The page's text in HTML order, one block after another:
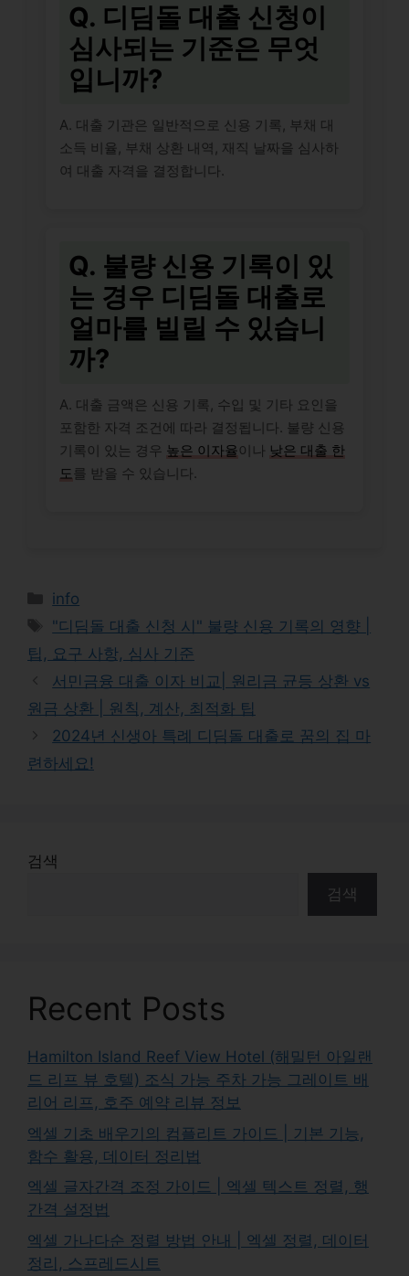
Q. 디딤돌 대출 신청이
심사되는 기준은 무엇
입니까?
A. 대출 기관은 일반적으로 신용 기록, 부채 대
소득 비율, 부채 상환 내역, 재직 날짜을 심사하
여 대출 자격을 결정합니다.
Q. 불량 신용 기록이 있
는 경우 디딤돌 대출로
얼마를 빌릴 수 있습니
까?
A. 대출 금액은 신용 기록, 수입 및 기타 요인을
포함한 자격 조건에 따라 결정됩니다. 불량 신용
기록이 있는 경우 높은 이자율이나 낮은 대출 한
도 를 받을 수 있습니다.
Categories
info
Tags
"디딤돌 대출 신청 시" 불량 신용 기록의 영향 |
팁, 요구 사항, 심사 기준
서민금융 대출 이자 비교| 원리금 균등 상환 vs
원금 상환 | 원칙, 계산, 최적화 팁
2024년 신생아 특례 디딤돌 대출로 꿈의 집 마
련하세요!
검색
검색
Recent Posts
Hamilton Island Reef View Hotel (해밀턴 아일랜
드 리프 뷰 호텔) 조식 가능 주차 가능 그레이트 배
리어 리프, 호주 예약 리뷰 정보
엑셀 기초 배우기의 컴플리트 가이드 | 기본 기능,
함수 활용, 데이터 정리법
엑셀 글자간격 조정 가이드 | 엑셀 텍스트 정렬, 행
간격 설정법
엑셀 가나다순 정렬 방법 안내 | 엑셀 정렬, 데이터
정리, 스프레드시트